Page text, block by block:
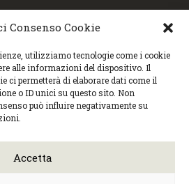
Consenso Cookie
utilizziamo tecnologie come i cookie
alle informazioni del dispositivo. Il
ci permetterà di elaborare dati come il
o ID unici su questo sito. Non
può influire negativamente su
Accetta
Tutti i diritti riservati. Nessun
copiato o manipolato. Accedendo al
sulla privacy e la Policy sui
contenuti.
cinematografiche, via Villalta, 24 |
299545 | P.Iva 01295290306 |
504240